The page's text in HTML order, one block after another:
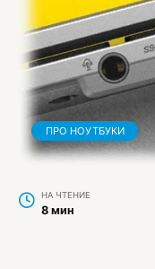
ПРО НОУТБУКИ
НА ЧТЕНИЕ
8 мин